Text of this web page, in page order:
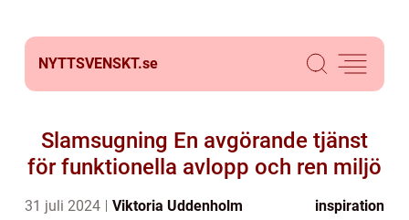
NYTTSVENSKT.se
Slamsugning En avgörande tjänst
för funktionella avlopp och ren miljö
31 juli 2024 Viktoria Uddenholm inspiration